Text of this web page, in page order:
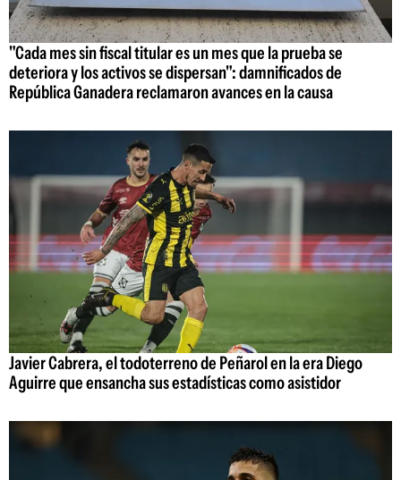
"Cada mes sin fiscal titular es un mes que la prueba se
deteriora y los activos se dispersan": damnificados de
República Ganadera reclamaron avances en la causa
Javier Cabrera, el todoterreno de Peñarol en la era Diego
Aguirre que ensancha sus estadísticas como asistidor